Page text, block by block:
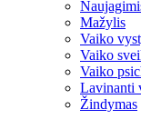
Mažylis
Vaiko
Vaiko
Vaiko
Lavinanti
Žindymas